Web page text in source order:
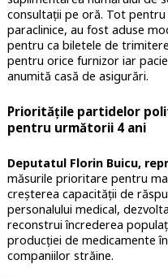
consultații pe oră. Tot pentru
paraclinice, au fost aduse
pentru ca biletele de
pentru orice furnizor iar
anumită casă de asigurări.
Prioritățile partidelor
pentru următorii 4 ani
Deputatul Florin Buicu,
măsurile prioritare pentru
creșterea capacității de
personalului medical,
reconstrui încrederea
producției de medicamente
companiilor străine.